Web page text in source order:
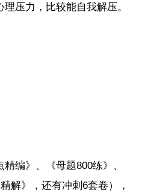
压力，比较能自我解压。
》、《母题800练》、
解》，还有冲刺6套卷），